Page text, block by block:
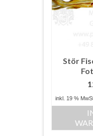
Stör
inkl. 19 %